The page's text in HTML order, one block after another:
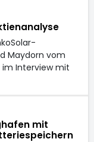
Maydorn vom
Interview mit
mit